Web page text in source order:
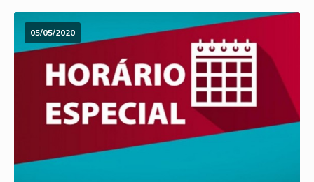
05/05/2020